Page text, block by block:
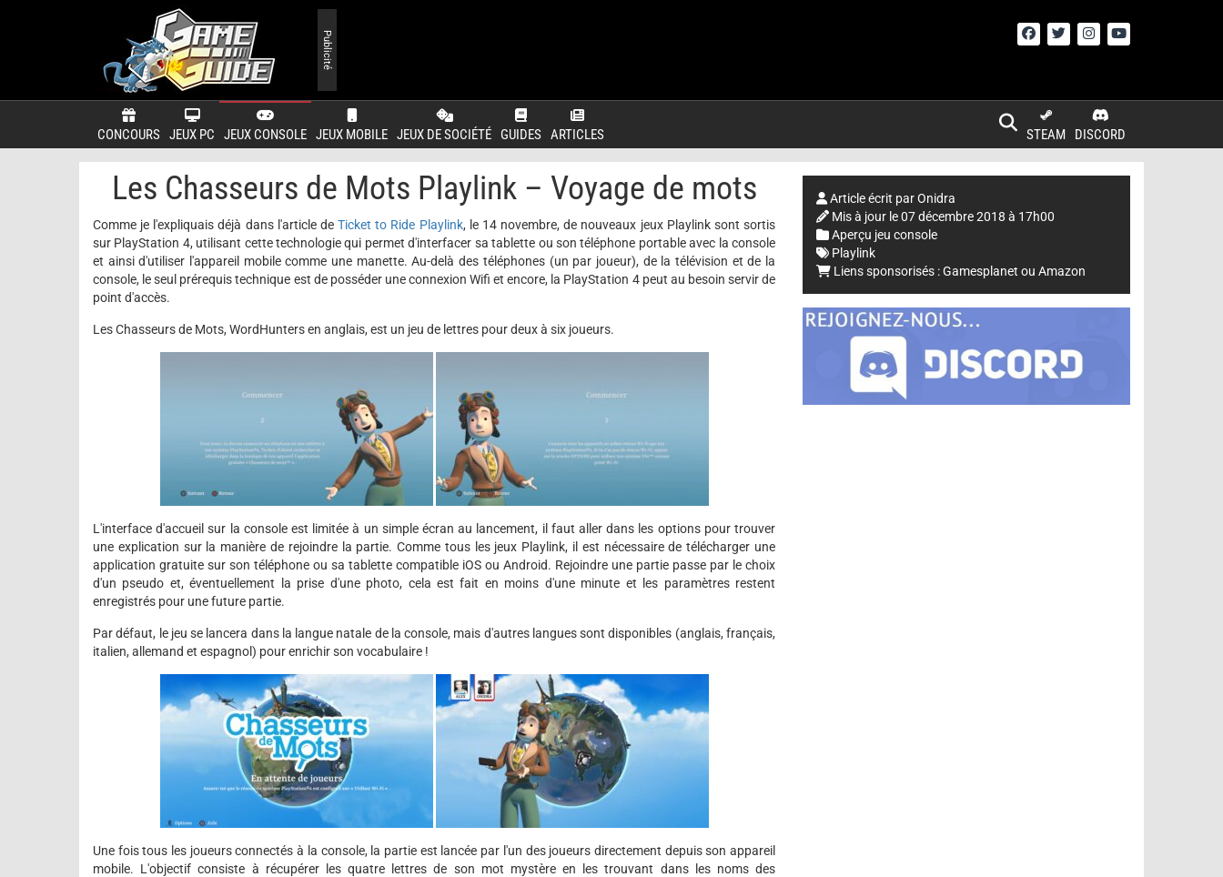
CONCOURS JEUX PC JEUX CONSOLE JEUX MOBILE JEUX DE SOCIÉTÉ GUIDES ARTICLES DISCORD
STEAM
Publicité
Les Chasseurs de Mots Playlink – Voyage de mots
Comme je l'expliquais déjà dans l'article deTicket to Ride Playlink, le 14 novembre, de nouveaux jeux Playlink sont sortis
sur PlayStation 4, utilisant cette technologie qui permet d'interfacer sa tablette ou son téléphone portable avec la console
et ainsi d'utiliser l'appareil mobile comme une manette. Au-delà des téléphones (un par joueur), de la télévision et de la
console, le seul prérequis technique est de posséder une connexion Wifi et encore, la PlayStation 4 peut au besoin servir de
point d'accès.
Les Chasseurs de Mots, WordHunters en anglais, est un jeu de lettres pour deux à six joueurs.
L'interface d'accueil sur la console est limitée à un simple écran au lancement, il faut aller dans les options pour trouver
une explication sur la manière de rejoindre la partie. Comme tous les jeux Playlink, il est nécessaire de télécharger une
application gratuite sur son téléphone ou sa tablette compatible iOS ou Android. Rejoindre une partie passe par le choix
d'un pseudo et, éventuellement la prise d'une photo, cela est fait en moins d'une minute et les paramètres restent
enregistrés pour une future partie.
Par défaut, le jeu se lancera dans la langue natale de la console, mais d'autres langues sont disponibles (anglais, français,
italien, allemand et espagnol) pour enrichir son vocabulaire !
Une fois tous les joueurs connectés à la console, la partie est lancée par l'un des joueurs directement depuis son appareil
mobile. L'objectif consiste à récupérer les quatre lettres de son mot mystère en les trouvant dans les noms des
Article écrit parOnidra
Mis à jour le07 décembre 2018 à 17h00
Aperçu jeu console
Playlink
Liens sponsorisés :Gamesplanet ou Amazon